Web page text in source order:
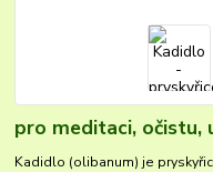
pro meditaci, očistu,
Kadidlo (olibanum) je